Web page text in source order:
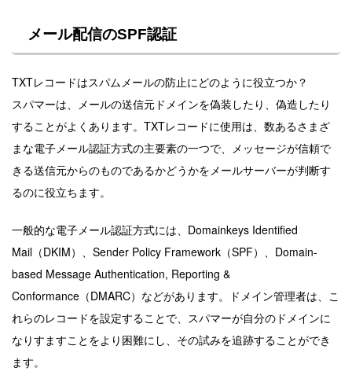
メール配信のSPF認証
TXTレコードはスパムメールの防止にどのように役立つか？
スパマーは、メールの送信元ドメインを偽装したり、偽造したり
することがよくあります。TXTレコードに使用は、数あるさまざ
まな電子メール認証方式の主要素の一つで、メッセージが信頼で
きる送信元からのものであるかどうかをメールサーバーが判断す
るのに役立ちます。
一般的な電子メール認証方式には、Domainkeys Identified
Mail（DKIM）、Sender Policy Framework（SPF）、Domain-
based Message Authentication, Reporting &
Conformance（DMARC）などがあります。ドメイン管理者は、こ
れらのレコードを設定することで、スパマーが自分のドメインに
なりすますことをより困難にし、その試みを追跡することができ
ます。